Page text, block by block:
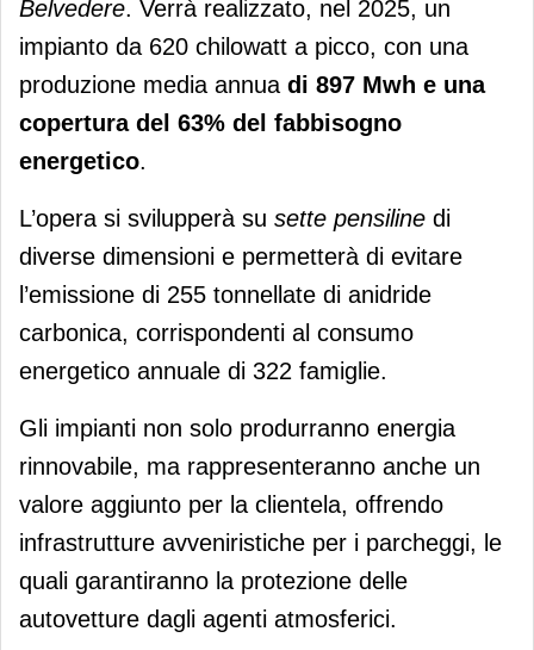
Belvedere. Verrà realizzato, nel 2025, un
impianto da 620 chilowatt a picco, con una
produzione media annua di 897 Mwh e una
copertura del 63% del fabbisogno
energetico.
L’opera si svilupperà su sette pensiline di
diverse dimensioni e permetterà di evitare
l’emissione di 255 tonnellate di anidride
carbonica, corrispondenti al consumo
energetico annuale di 322 famiglie.
Gli impianti non solo produrranno energia
rinnovabile, ma rappresenteranno anche un
valore aggiunto per la clientela, offrendo
infrastrutture avveniristiche per i parcheggi, le
quali garantiranno la protezione delle
autovetture dagli agenti atmosferici.